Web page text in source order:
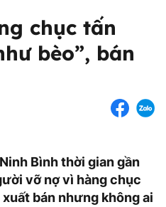
chục tấn
bèo”, bán
Bình thời gian gần
vỡ nợ vì hàng chục
bán nhưng không ai